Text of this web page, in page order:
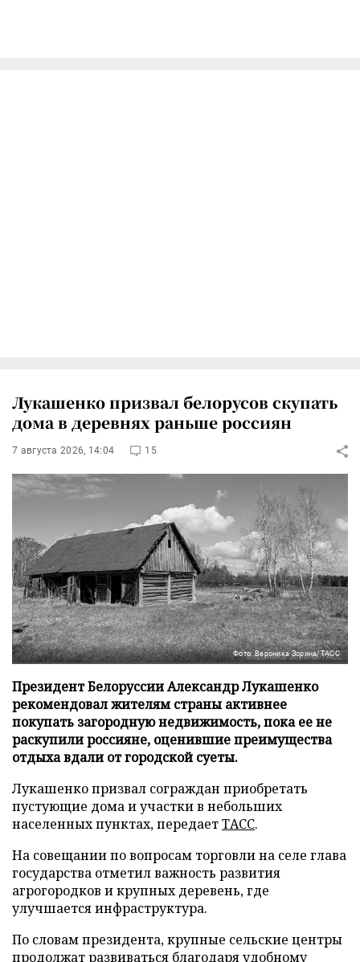
Лукашенко призвал белорусов скупать
дома в деревнях раньше россиян
7 августа 2026, 14:04 15
Фото: Вероника Зорина/ТАСС
Президент Белоруссии Александр Лукашенко
рекомендовал жителям страны активнее
покупать загородную недвижимость, пока ее не
раскупили россияне, оценившие преимущества
отдыха вдали от городской суеты.
Лукашенко призвал сограждан приобретать
пустующие дома и участки в небольших
населенных пунктах, передаетТАСС.
На совещании по вопросам торговли на селе глава
государства отметил важность развития
агрогородков и крупных деревень, где
улучшается инфраструктура.
По словам президента, крупные сельские центры
продолжат развиваться благодаря удобному